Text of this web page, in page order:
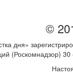
©
дня»
(Роскомнадзор)